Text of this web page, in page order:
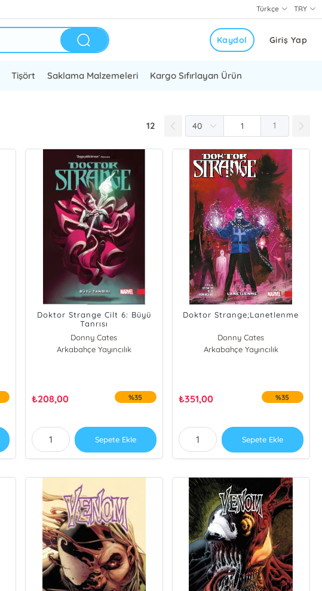
TRY
Türkçe
Giriş Yap
Kaydol
Tişört Saklama Malzemeleri Kargo Sıfırlayan Ürün
12 1
Doktor Strange Cilt 6: Büyü
Tanrısı
Donny Cates
Arkabahçe Yayıncılık
₺208,00 %35
Sepete Ekle
Doktor Strange;Lanetlenme
Donny Cates
Arkabahçe Yayıncılık
₺351,00 %35
Sepete Ekle